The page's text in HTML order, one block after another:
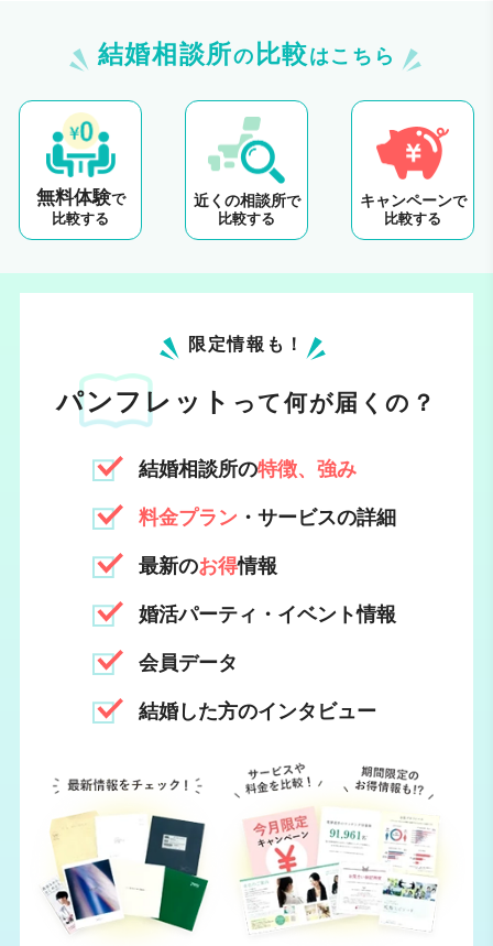
結婚相談所の 比較はこちら
無料体験で
比較する
近くの相談所で
比較する
キャンペーンで
比較する
限定情報も！
パンフレット って何が届くの？
結婚相談所の特徴、強み
料金プラン ・サービスの詳細
最新のお得情報
婚活パーティ・イベント情報
会員データ
結婚した方のインタビュー